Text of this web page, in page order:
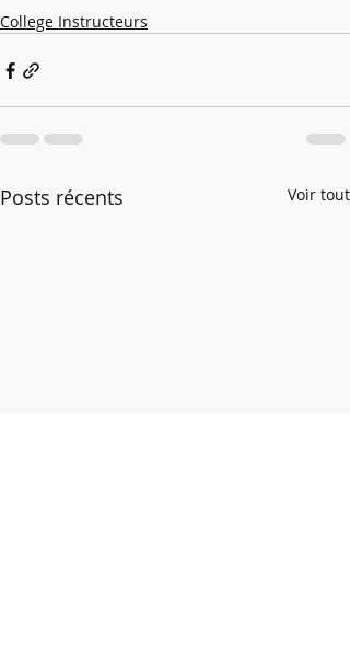
College Instructeurs
Posts récents Voir tout